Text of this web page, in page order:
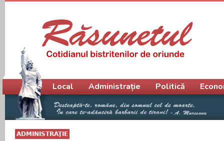
ADMINISTRAŢIE
Meniu principal
Local Administrație Politică